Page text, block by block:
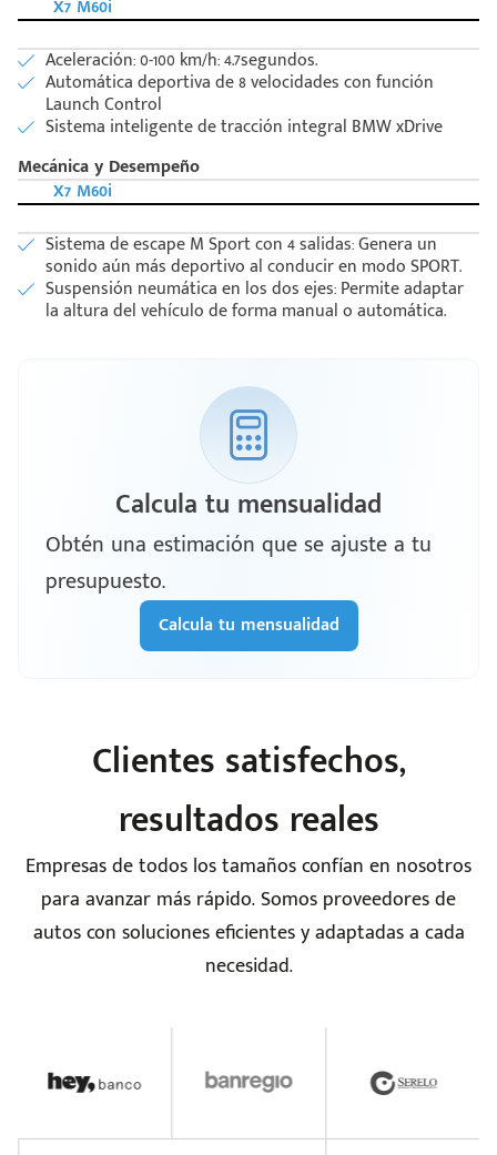
X7 M60i
Aceleración: 0-100 km/h: 4.7segundos.
Automática deportiva de 8 velocidades con función
Launch Control
Sistema inteligente de tracción integral BMW xDrive
Mecánica y Desempeño
X7 M60i
Sistema de escape M Sport con 4 salidas: Genera un
sonido aún más deportivo al conducir en modo SPORT.
Suspensión neumática en los dos ejes: Permite adaptar
la altura del vehículo de forma manual o automática.
Calcula tu mensualidad
Obtén una estimación que se ajuste a tu
presupuesto.
Calcula tu mensualidad
Clientes satisfechos,
resultados reales
Empresas de todos los tamaños confían en nosotros
para avanzar más rápido. Somos proveedores de
autos con soluciones eficientes y adaptadas a cada
necesidad.